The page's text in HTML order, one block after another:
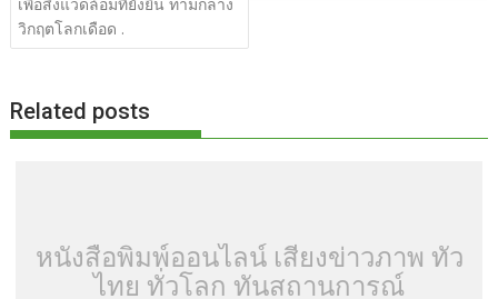
k
วิกฤตโลกเดือด .
Related posts
หนังสือพิมพ์ออนไลน์ เสียงข่าวภาพ ทั่ว
ไทย ทั่วโลก ทันสถานการณ์